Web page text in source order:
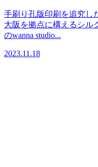
手刷り孔版印刷を追究し
大阪を拠点に構えるシル
のwanna studio...
2023.11.18